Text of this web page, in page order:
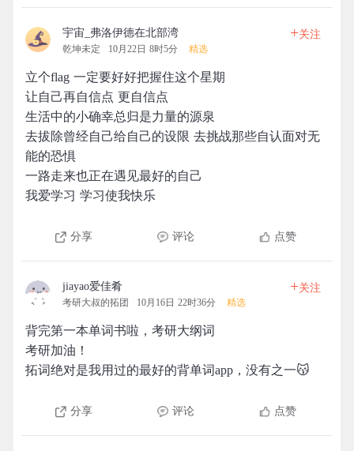
宇宙_弗洛伊德在北部湾
乾坤未定 10月22日 8时5分 精选
+关注
立个flag 一定要好好把握住这个星期
让自己再自信点 更自信点
生活中的小确幸总归是力量的源泉
去拔除曾经自己给自己的设限 去挑战那些自认面对无
能的恐惧
一路走来也正在遇见最好的自己
我爱学习 学习使我快乐
分享 评论 点赞
jiayao爱佳肴
考研大叔的拓团 10月16日 22时36分 精选
+关注
背完第一本单词书啦，考研大纲词
考研加油！
拓词绝对是我用过的最好的背单词app，没有之一😽
分享 评论 点赞